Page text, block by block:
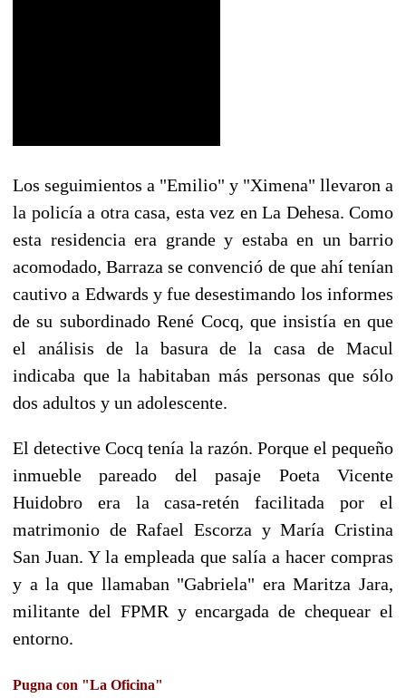
Los seguimientos a "Emilio" y "Ximena" llevaron a
la policía a otra casa, esta vez en La Dehesa. Como
esta residencia era grande y estaba en un barrio
acomodado, Barraza se convenció de que ahí tenían
cautivo a Edwards y fue desestimando los informes
de su subordinado René Cocq, que insistía en que
el análisis de la basura de la casa de Macul
indicaba que la habitaban más personas que sólo
dos adultos y un adolescente.
El detective Cocq tenía la razón. Porque el pequeño
inmueble pareado del pasaje Poeta Vicente
Huidobro era la casa-retén facilitada por el
matrimonio de Rafael Escorza y María Cristina
San Juan. Y la empleada que salía a hacer compras
y a la que llamaban "Gabriela" era Maritza Jara,
militante del FPMR y encargada de chequear el
entorno.
Pugna con "La Oficina"